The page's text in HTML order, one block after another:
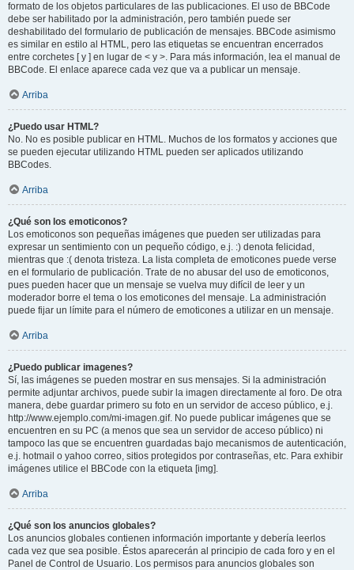
formato de los objetos particulares de las publicaciones. El uso de BBCode
debe ser habilitado por la administración, pero también puede ser
deshabilitado del formulario de publicación de mensajes. BBCode asimismo
es similar en estilo al HTML, pero las etiquetas se encuentran encerrados
entre corchetes [ y ] en lugar de < y >. Para más información, lea el manual de
BBCode. El enlace aparece cada vez que va a publicar un mensaje.
Arriba
¿Puedo usar HTML?
No. No es posible publicar en HTML. Muchos de los formatos y acciones que
se pueden ejecutar utilizando HTML pueden ser aplicados utilizando
BBCodes.
Arriba
¿Qué son los emoticonos?
Los emoticonos son pequeñas imágenes que pueden ser utilizadas para
expresar un sentimiento con un pequeño código, e.j. :) denota felicidad,
mientras que :( denota tristeza. La lista completa de emoticones puede verse
en el formulario de publicación. Trate de no abusar del uso de emoticonos,
pues pueden hacer que un mensaje se vuelva muy difícil de leer y un
moderador borre el tema o los emoticones del mensaje. La administración
puede fijar un límite para el número de emoticones a utilizar en un mensaje.
Arriba
¿Puedo publicar imagenes?
Sí, las imágenes se pueden mostrar en sus mensajes. Si la administración
permite adjuntar archivos, puede subir la imagen directamente al foro. De otra
manera, debe guardar primero su foto en un servidor de acceso público, e.j.
http://www.ejemplo.com/mi-imagen.gif. No puede publicar imágenes que se
encuentren en su PC (a menos que sea un servidor de acceso público) ni
tampoco las que se encuentren guardadas bajo mecanismos de autenticación,
e.j. hotmail o yahoo correo, sitios protegidos por contraseñas, etc. Para exhibir
imágenes utilice el BBCode con la etiqueta [img].
Arriba
¿Qué son los anuncios globales?
Los anuncios globales contienen información importante y debería leerlos
cada vez que sea posible. Éstos aparecerán al principio de cada foro y en el
Panel de Control de Usuario. Los permisos para anuncios globales son